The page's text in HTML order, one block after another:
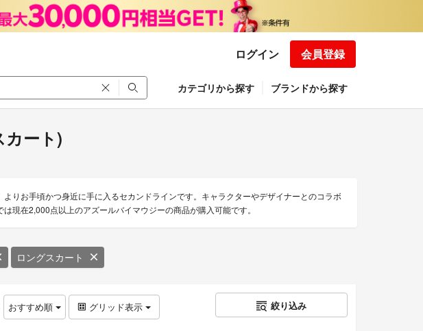
ログイン 会員登録
カテゴリから探す ブランドから探す
ート)
りお手頃かつ身近に手に入るセカンドラインです。キャラクターやデザイナーとのコラボ
現在2,000点以上のアズールバイマウジーの商品が購入可能です。
ロングスカート
おすすめ順 グリッド表示 絞り込み